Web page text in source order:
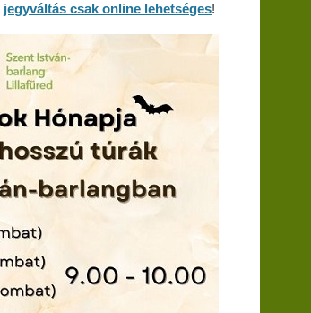
jegyváltás csak online lehetséges!